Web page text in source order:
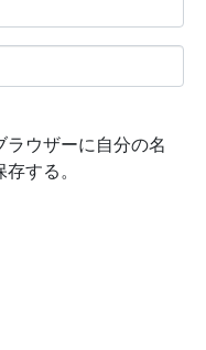
ウザーに自分の名
する。